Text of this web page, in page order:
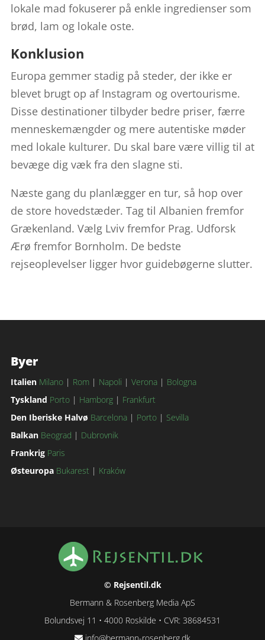
lokale mad fokuserer på enkle ingredienser som
brød, lam og lokale oste.
Konklusion
Europa gemmer stadig på steder, der ikke er
blevet brugt op af Instagram og overtourisme.
Disse destinationer tilbyder bedre priser, færre
menneskemængder og mere autentiske møder
med lokale kulturer. Du skal bare være villig til at
bevæge dig væk fra den slagne sti.
Næste gang du planlægger en tur, så hop over
de store hovedstæder. Tag til Albanien fremfor
Grækenland. Vælg Lviv fremfor Prag. Udforsk
Ærø fremfor Bornholm. De bedste
rejseoplevelser ligger hvor guidebøgerne slutter.
Byer
Italien Milano| Rom| Napoli | Verona| Bologna
Tyskland Porto| Hamborg| Frankfurt
Den Iberiske Halvø Barcelona| Porto| Sevilla
Balkan Beograd | Dubrovnik
Frankrig Paris
Østeuropa Bukarest| Kraków
© Rejsentil.dk
Bermann & Rosenberg Media ApS
Bolundsvej 11 • 4000 Roskilde • CVR: 38684531